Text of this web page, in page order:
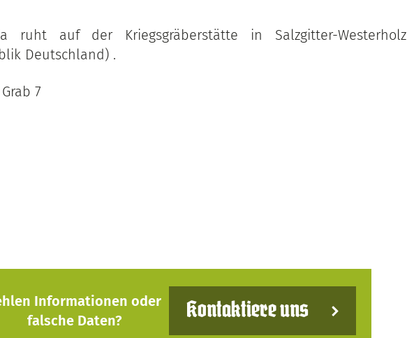
ruht auf der Kriegsgräberstätte in Salzgitter-Westerholz
Deutschland) .
7
Informationen oder
falsche Daten?
Kontaktiere uns